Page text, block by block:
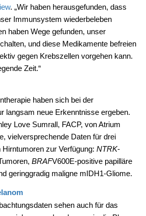
. „Wir haben herausgefunden, dass
Immunsystem wiederbeleben
haben Wege gefunden, unser
und diese Medikamente befreien
gegen Krebszellen vorgehen kann.
Zeit.“
haben sich bei der
langsam neue Erkenntnisse ergeben.
Love Sumrall, FACP, von Atrium
vielversprechende Daten für drei
zur Verfügung: NTRK-
BRAFV600E-positive papilläre
geringgradig maligne mIDH1-Gliome.
sehen auch für das